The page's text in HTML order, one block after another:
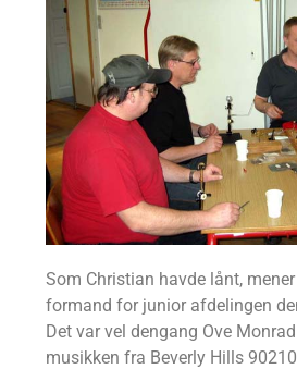
Som Christian havde lånt,
formand for junior afdelingen
Det var vel dengang Ove
musikken fra Beverly Hills